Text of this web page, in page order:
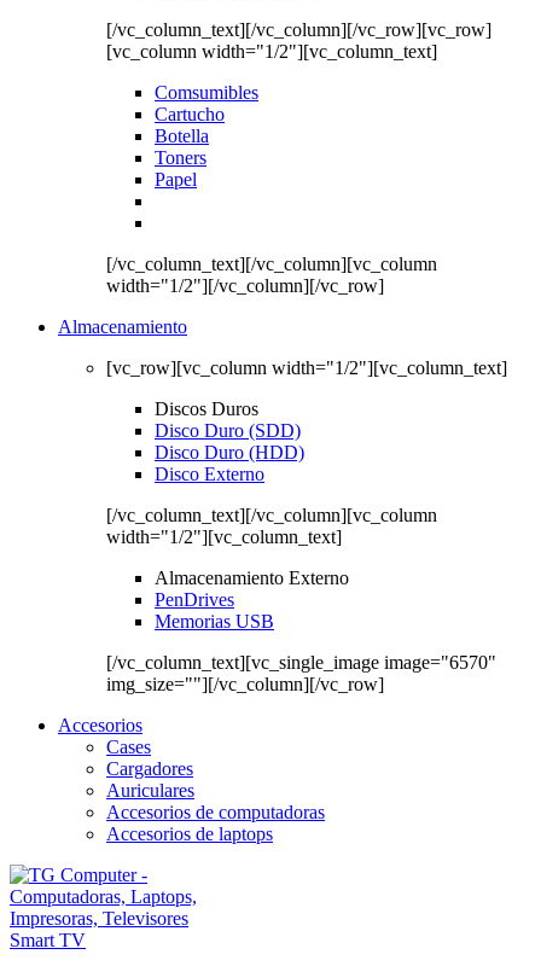
[/vc_column_text][/vc_column][/vc_row][vc_row]
[vc_column width="1/2"][vc_column_text]
Comsumibles
Cartucho
Botella
Toners
Papel
[/vc_column_text][/vc_column][vc_column
width="1/2"][/vc_column][/vc_row]
Almacenamiento
[vc_row][vc_column width="1/2"][vc_column_text]
Discos Duros
Disco Duro (SDD)
Disco Duro (HDD)
Disco Externo
[/vc_column_text][/vc_column][vc_column
width="1/2"][vc_column_text]
Almacenamiento Externo
PenDrives
Memorias USB
[/vc_column_text][vc_single_image image="6570"
img_size=""][/vc_column][/vc_row]
Accesorios
Cases
Cargadores
Auriculares
Accesorios de computadoras
Accesorios de laptops